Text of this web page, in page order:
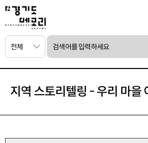
지역 스토리텔링 - 우리 마을